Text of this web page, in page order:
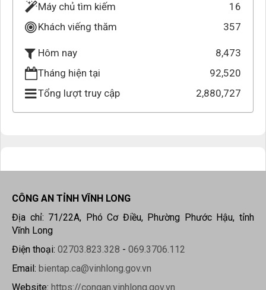
Máy chủ tìm kiếm
16
Khách viếng thăm
357
Hôm nay
8,473
Tháng hiện tại
92,520
Tổng lượt truy cập
2,880,727
CÔNG AN TỈNH VĨNH LONG
Địa chỉ: 71/22A, Phó Cơ Điều, Phường Phước Hậu, tỉnh
Vĩnh Long
Điện thoại: 02703.823.328 - 069.3706.112
Email: bientap.ca@vinhlong.gov.vn
Website: https://congan.vinhlong.gov.vn